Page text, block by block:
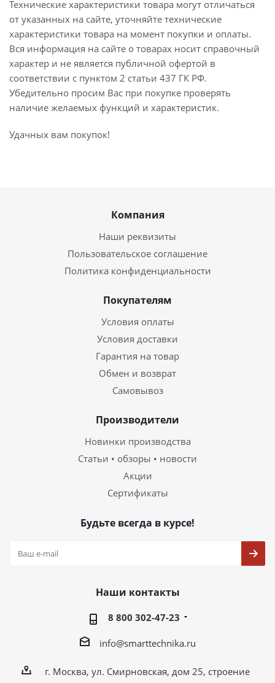
Технические характеристики товара могут отличаться
от указанных на сайте, уточняйте технические
характеристики товара на момент покупки и оплаты.
Вся информация на сайте о товарах носит справочный
характер и не является публичной офертой в
соответствии с пунктом 2 статьи 437 ГК РФ.
Убедительно просим Вас при покупке проверять
наличие желаемых функций и характеристик.
Удачных вам покупок!
Компания
Наши реквизиты
Пользовательское соглашение
Политика конфиденциальности
Покупателям
Условия оплаты
Условия доставки
Гарантия на товар
Обмен и возврат
Самовывоз
Производители
Новинки производства
Статьи • обзоры • новости
Акции
Сертификаты
Будьте всегда в курсе!
Наши контакты
8 800 302-47-23
info@smarttechnika.ru
г. Москва, ул. Смирновская, дом 25, строение